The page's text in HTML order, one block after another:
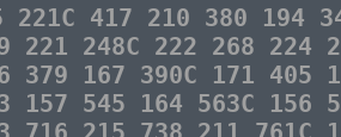
417 210 380 194
221 248C 222 268 224
379 167 390C 171 405
157 545 164 563C 156